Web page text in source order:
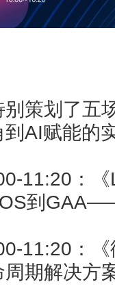
别策划了五
AI赋能的
11:20：
到
11:20：
期解决方